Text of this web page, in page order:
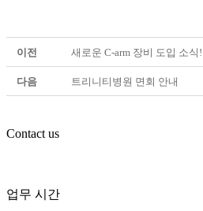
이전 새로운 C-arm 장비 도입 소식!
다음 트리니티병원 면회 안내
Contact us
업무 시간